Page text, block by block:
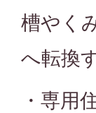
槽やく
へ転換
・専用